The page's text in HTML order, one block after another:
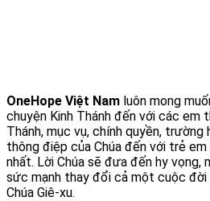
OneHope Việt Nam luôn mong
chuyện Kinh Thánh đến với các em
Thánh, mục vụ, chính quyền,
thông điệp của Chúa đến với trẻ
nhất. Lời Chúa sẽ đưa đến hy vọng,
sức mạnh thay đổi cả một cuộc
Chúa Giê-xu.